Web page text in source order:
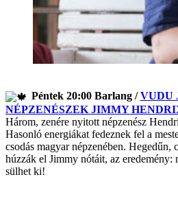
Péntek 20:00 Barlang /VUDU
NÉPZENÉSZEK JIMMY
Három, zenére nyitott népzenész
Hasonló energiákat fedeznek fel a
csodás magyar népzenében. Hegedűn,
húzzák el Jimmy nótáit, az
sülhet ki!